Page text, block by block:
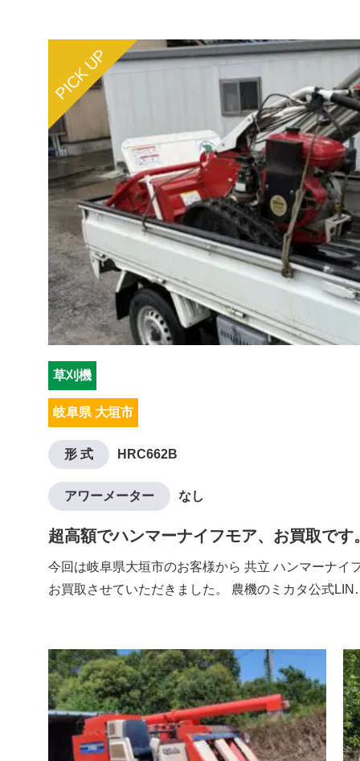
PICK UP
草刈機
岐阜県 大垣市
形 式 HRC662B
アワーメーター なし
超高額でハンマーナイフモア、お買取です
今回は岐阜県大垣市のお客様から 共立 ハンマーナイ
お買取させていただきました。 農機のミカタ公式